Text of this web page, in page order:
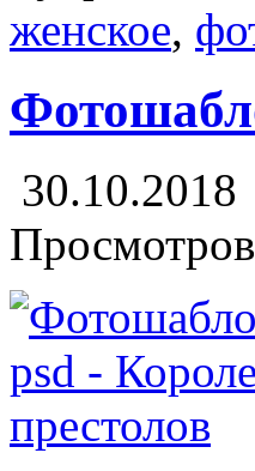
женское,
30.10.2018